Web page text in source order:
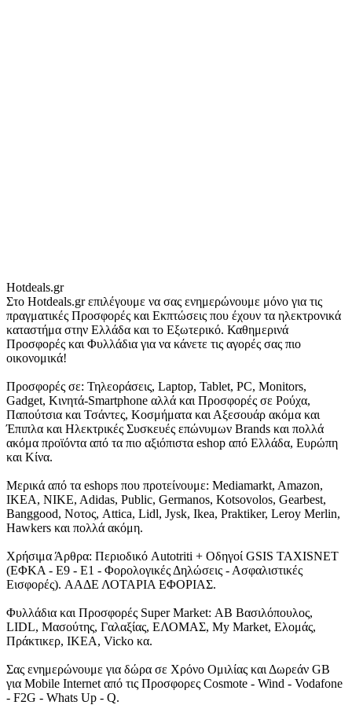
Hotdeals.gr
Στο Hotdeals.gr επιλέγουμε να σας ενημερώνουμε μόνο για τις
πραγματικές Προσφορές και Εκπτώσεις που έχουν τα ηλεκτρονικά
καταστήμα στην Ελλάδα και το Εξωτερικό. Καθημερινά
Προσφορές και Φυλλάδια για να κάνετε τις αγορές σας πιο
οικονομικά!
Προσφορές σε: Τηλεοράσεις, Laptop, Tablet, PC, Monitors,
Gadget, Κινητά-Smartphone αλλά και Προσφορές σε Ρούχα,
Παπούτσια και Τσάντες, Κοσμήματα και Αξεσουάρ ακόμα και
Έπιπλα και Ηλεκτρικές Συσκευές επώνυμων Brands και πολλά
ακόμα προϊόντα από τα πιο αξιόπιστα eshop από Ελλάδα, Ευρώπη
και Κίνα.
Μερικά από τα eshops που προτείνουμε: Mediamarkt, Amazon,
IKEA, NIKE, Adidas, Public, Germanos, Kotsovolos, Gearbest,
Banggood, Νοτος, Attica, Lidl, Jysk, Ikea, Praktiker, Leroy Merlin,
Hawkers και πολλά ακόμη.
Χρήσιμα Άρθρα: Περιοδικό Autotriti + Οδηγοί GSIS TAXISNET
(ΕΦΚΑ - Ε9 - Ε1 - Φορολογικές Δηλώσεις - Ασφαλιστικές
Εισφορές). ΑΑΔΕ ΛΟΤΑΡΙΑ ΕΦΟΡΙΑΣ.
Φυλλάδια και Προσφορές Super Market: ΑΒ Βασιλόπουλος,
LIDL, Μασούτης, Γαλαξίας, ΕΛΟΜΑΣ, My Market, Ελομάς,
Πράκτικερ, ΙΚΕΑ, Vicko κα.
Σας ενημερώνουμε για δώρα σε Χρόνο Ομιλίας και Δωρεάν GB
για Mobile Internet από τις Προσφορες Cosmote - Wind - Vodafone
- F2G - Whats Up - Q.